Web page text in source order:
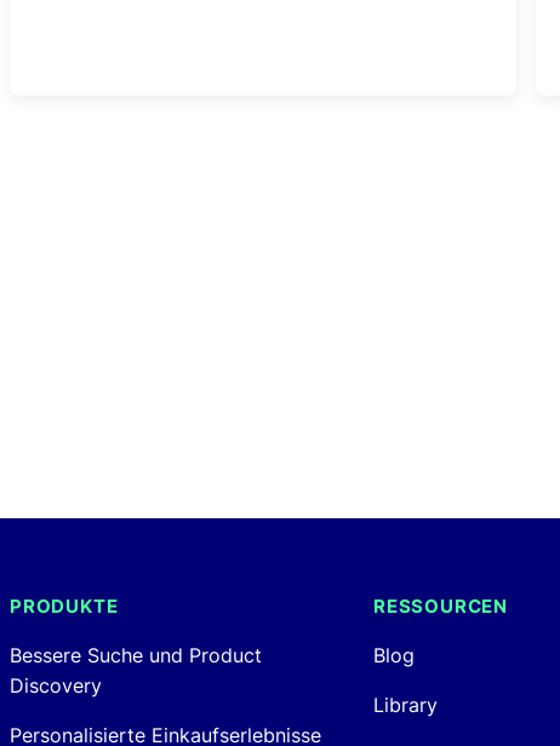
PRODUKTE
Bessere Suche und Product
Discovery
Personalisierte Einkaufserlebnisse
RESSOURCEN
Blog
Library